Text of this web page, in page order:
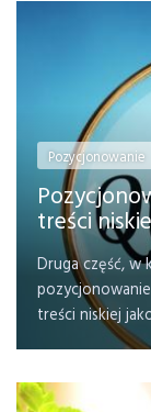
Pozycjonowanie
treści
Druga część,
treści niskiej